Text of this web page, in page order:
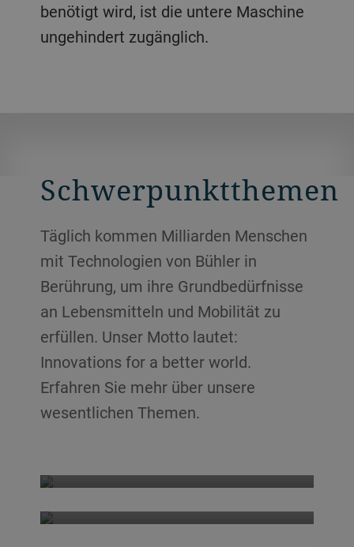
benötigt wird, ist die untere Maschine
ungehindert zugänglich.
Schwerpunktthemen
Täglich kommen Milliarden Menschen
mit Technologien von Bühler in
Berührung, um ihre Grundbedürfnisse
an Lebensmitteln und Mobilität zu
erfüllen. Unser Motto lautet:
Innovations for a better world.
Erfahren Sie mehr über unsere
wesentlichen Themen.
Food safety
Inactivation of microorganisms